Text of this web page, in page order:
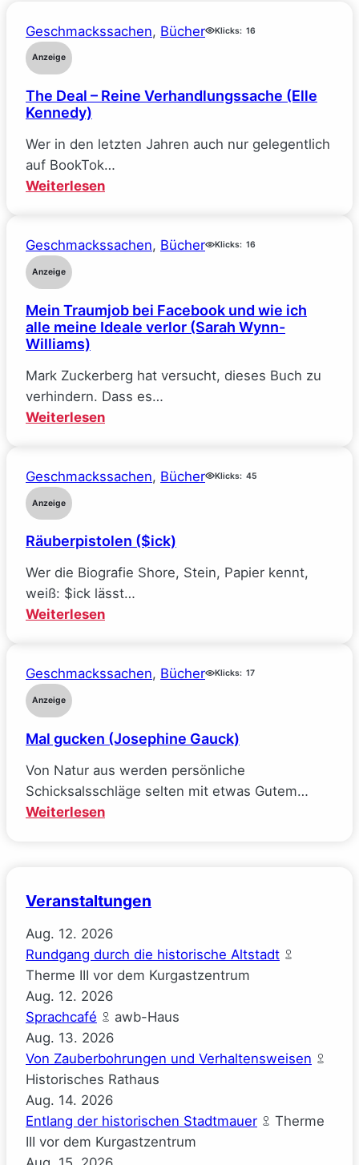
Geschmackssachen, Bücher Klicks: 16
Anzeige
The Deal – Reine Verhandlungssache (Elle
Kennedy)
Wer in den letzten Jahren auch nur gelegentlich
auf BookTok…
Weiterlesen:
–
(Elle
Kennedy)
Geschmackssachen, Bücher Klicks: 16
Anzeige
Mein Traumjob bei Facebook und wie ich
alle meine Ideale verlor (Sarah Wynn-
Williams)
Mark Zuckerberg hat versucht, dieses Buch zu
verhindern. Dass es…
Weiterlesen:
bei
wie
alle
meine
Ideale
(Sarah
Geschmackssachen, Bücher Klicks: 45
Anzeige
Räuberpistolen ($ick)
Wer die Biografie Shore, Stein, Papier kennt,
weiß: $ick lässt…
Weiterlesen:
Geschmackssachen, Bücher Klicks: 17
Anzeige
Mal gucken (Josephine Gauck)
Von Natur aus werden persönliche
Schicksalsschläge selten mit etwas Gutem…
Weiterlesen:
Gauck)
Veranstaltungen
Aug. 12. 2026
Rundgang durch die historische Altstadt
Therme III vor dem Kurgastzentrum
Aug. 12. 2026
Sprachcafé
awb-Haus
Aug. 13. 2026
Von Zauberbohrungen und Verhaltensweisen
Historisches Rathaus
Aug. 14. 2026
Entlang der historischen Stadtmauer
Therme
III vor dem Kurgastzentrum